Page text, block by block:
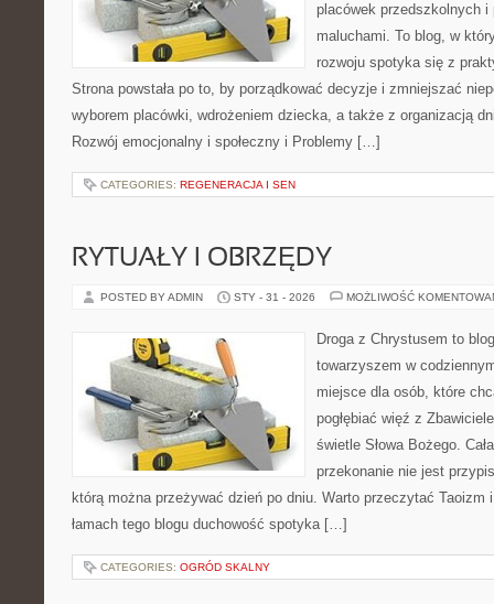
placówek przedszkolnych i
maluchami. To blog, w
rozwoju spotyka się z
Strona powstała po to, by porządkować decyzje i zmniejszać
wyborem placówki, wdrożeniem dziecka, a także z organizacją
Rozwój emocjonalny i społeczny i Problemy […]
CATEGORIES: REGENERACJA I SEN
RYTUAŁY I OBRZĘDY
POSTED BY ADMIN STY - 31 - 2026 MOŻLIWOŚĆ
Droga z Chrystusem to
towarzyszem w
miejsce dla osób, które
pogłębiać więź z
świetle Słowa Bożego.
przekonanie nie jest
którą można przeżywać dzień po dniu. Warto przeczytać Taoizm
łamach tego blogu duchowość spotyka […]
CATEGORIES: OGRÓD SKALNY